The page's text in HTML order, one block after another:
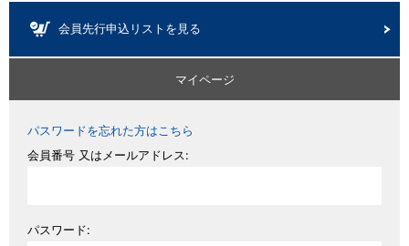
会員先行申込リストを見る
マイページ
パスワードを忘れた方はこちら
会員番号 又はメールアドレス:
パスワード: